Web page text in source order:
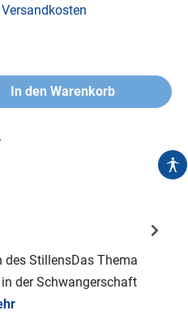
In den Warenkorb
des StillensDas Thema
der Schwangerschaft